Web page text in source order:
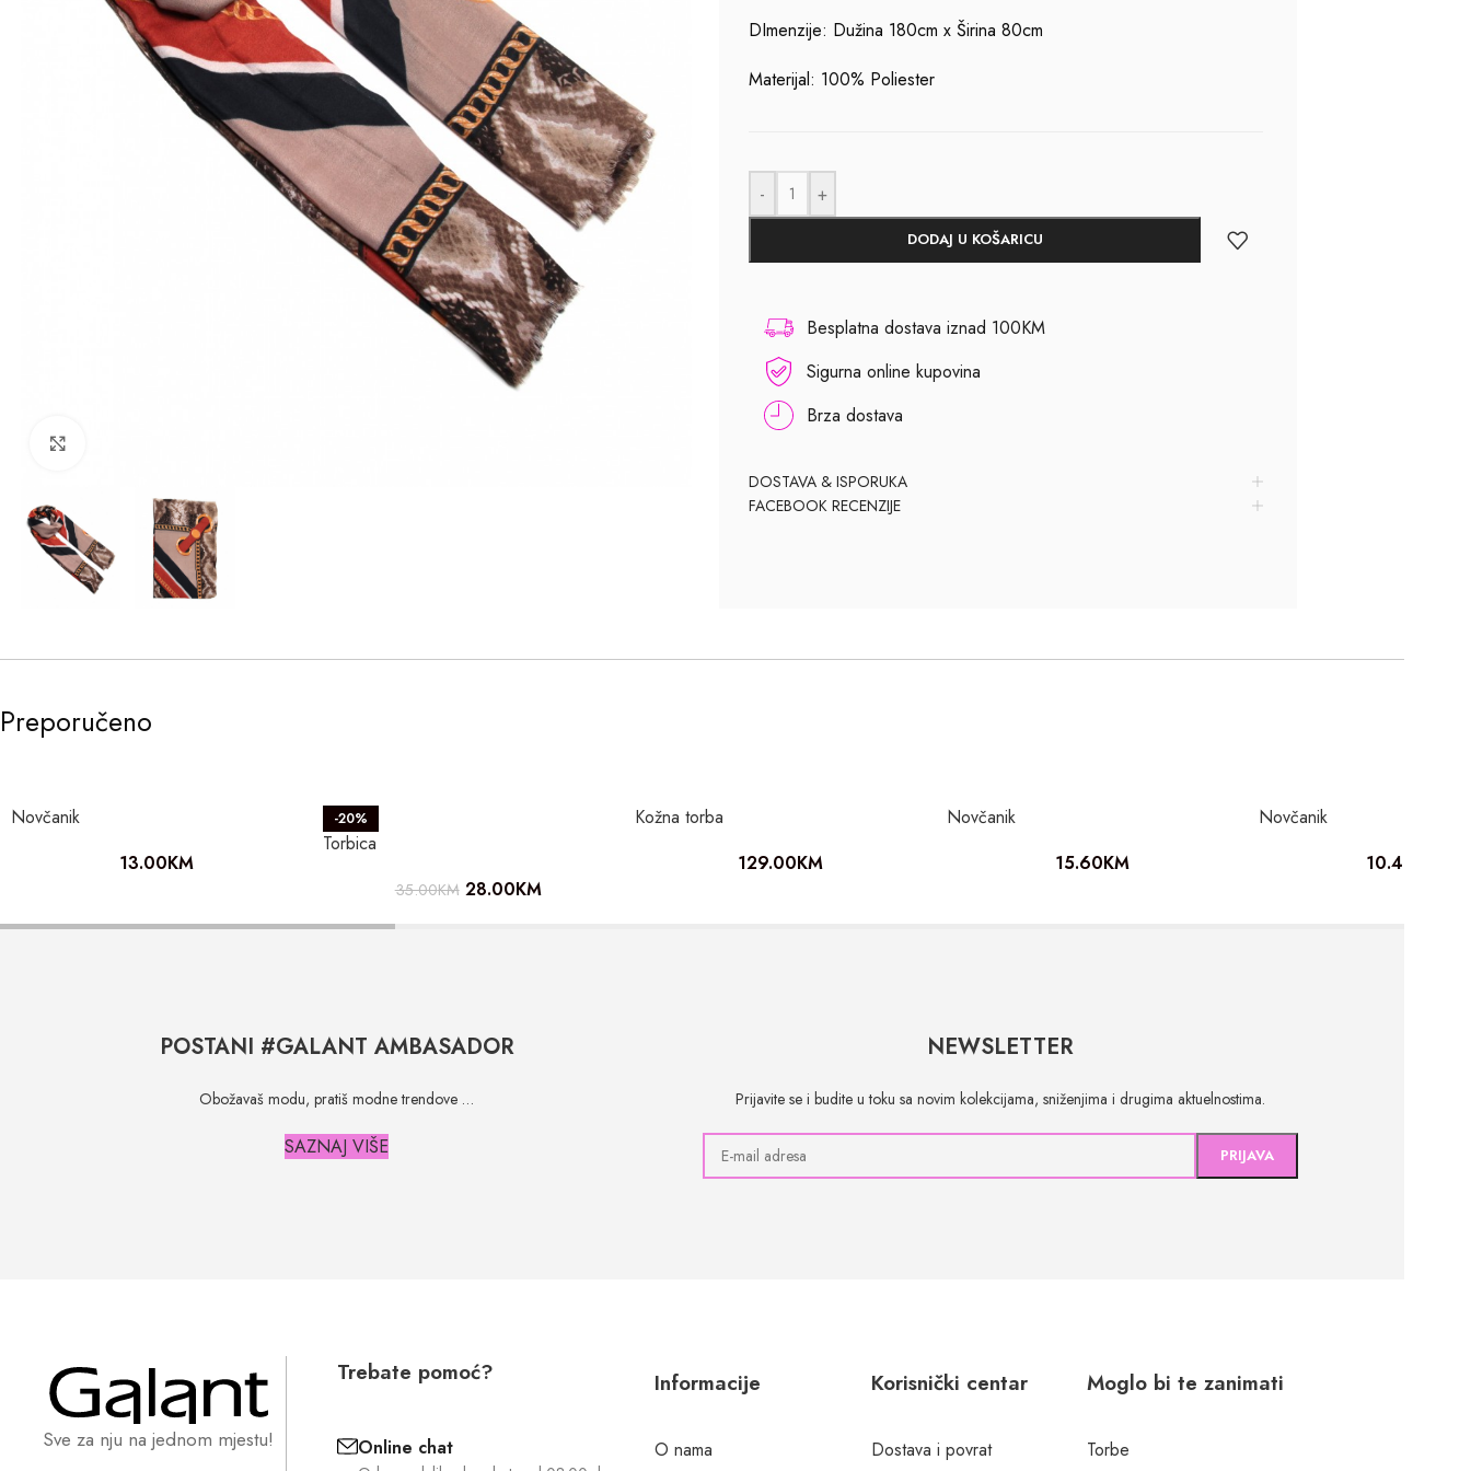
DImenzije: Dužina 180cm x Širina 80cm
Materijal: 100% Poliester
- +
DODAJ U KOŠARICU
Besplatna dostava iznad 100KM
Sigurna online kupovina
Brza dostava
DOSTAVA & ISPORUKA
FACEBOOK RECENZIJE
Preporučeno
Novčanik
13.00KM
-20%
Torbica
35.00KM 28.00KM
Kožna torba
129.00KM
Novčanik
15.60KM
Novčanik
10.40
POSTANI #GALANT AMBASADOR
Obožavaš modu, pratiš modne trendove …
SAZNAJ VIŠE
NEWSLETTER
Prijavite se i budite u toku sa novim kolekcijama, sniženjima i drugima aktuelnostima.
Sve za nju na jednom mjestu!
Trebate pomoć?
Online chat
Informacije
O nama
Korisnički centar
Dostava i povrat
Moglo bi te zanimati
Torbe